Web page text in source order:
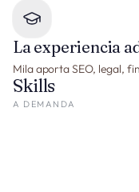
La experiencia
Mila aporta SEO, legal,
Skills
A DEMANDA